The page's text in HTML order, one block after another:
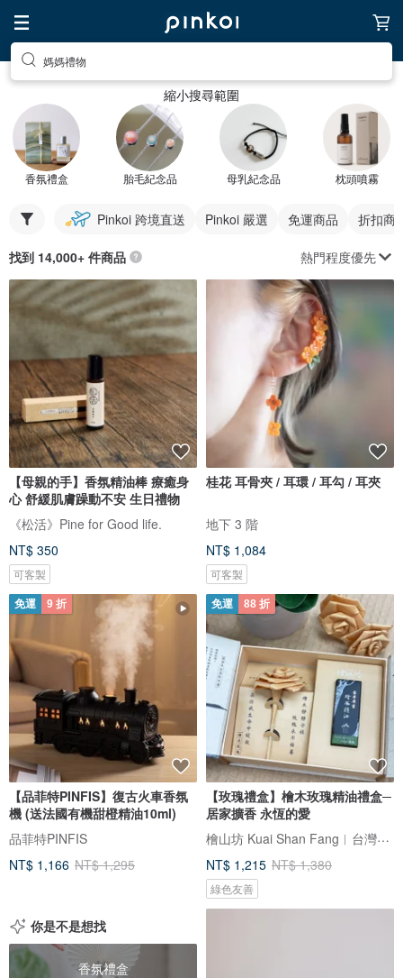
媽媽禮物
縮小搜尋範圍
香氛禮盒 胎毛紀念品 母乳紀念品 枕頭噴霧
Pinkoi 跨境直送 Pinkoi 嚴選 免運商品 折扣商
找到 14,000+ 件商品 熱門程度優先
【母親的手】香氛精油棒 療癒身
心 舒緩肌膚躁動不安 生日禮物
《松活》Pine for Good life.
NT$ 350
可客製
桂花 耳骨夾 / 耳環 / 耳勾 / 耳夾
地下 3 階
NT$ 1,084
可客製
免運 9 折
【品菲特PINFIS】復古火車香氛
機 (送法國有機甜橙精油10ml)
品菲特PINFIS
NT$ 1,166 NT$ 1,295
免運 88 折
【玫瑰禮盒】檜木玫瑰精油禮盒─
居家擴香 永恆的愛
檜山坊 Kuai Shan Fang︱台灣檜木香氛領導品牌，療癒森林
NT$ 1,215 NT$ 1,380
綠色友善
你是不是想找
香氛禮盒